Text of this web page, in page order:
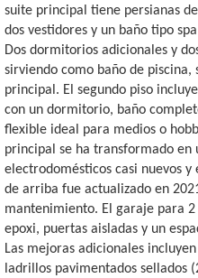
suite principal tiene persianas
dos vestidores y un baño tipo
Dos dormitorios adicionales y
sirviendo como baño de piscina,
principal. El segundo piso
con un dormitorio, baño
flexible ideal para medios o
principal se ha transformado en
electrodomésticos casi nuevos
de arriba fue actualizado en
mantenimiento. El garaje para
epoxi, puertas aisladas y un
Las mejoras adicionales
ladrillos pavimentados sellados